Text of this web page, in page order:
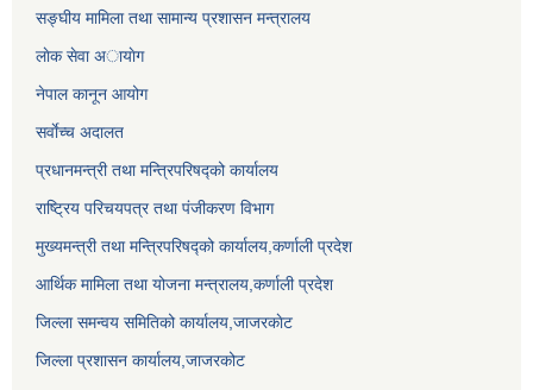
सङ्घीय मामिला तथा सामान्य प्रशासन मन्त्रालय
लाेक सेवा अायाेग
नेपाल कानून आयोग
सर्वाेच्च अदालत
प्रधानमन्त्री तथा मन्त्रिपरिषद्को कार्यालय
राष्ट्रिय परिचयपत्र तथा पंजीकरण विभाग
मुख्यमन्त्री तथा मन्त्रिपरिषद्को कार्यालय,कर्णाली प्रदेश
आर्थिक मामिला तथा योजना मन्त्रालय,कर्णाली प्रदेश
जिल्ला समन्वय समितिको कार्यालय,जाजरकाेट
जिल्ला प्रशासन कार्यालय,जाजरकोट